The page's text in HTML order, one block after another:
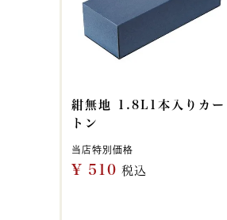
紺無地 1.8L1本入りカー
トン
当店特別価格
¥ 510 税込